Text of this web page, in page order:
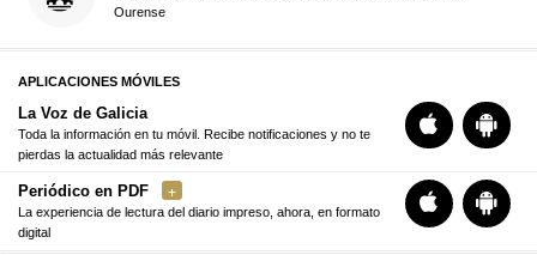
Ourense
APLICACIONES MÓVILES
La Voz de Galicia
Toda la información en tu móvil. Recibe notificaciones y no te
pierdas la actualidad más relevante
Periódico en PDF
La experiencia de lectura del diario impreso, ahora, en formato
digital